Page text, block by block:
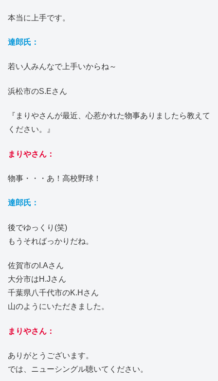
本当に上手です。
達郎氏：
若い人みんなで上手いからね～
浜松市のS.Eさん
『まりやさんが最近、心惹かれた物事ありましたら教えて
ください。』
まりやさん：
物事・・・あ！高校野球！
達郎氏：
後でゆっくり(笑)
もうそればっかりだね。
佐賀市のI.Aさん
大分市はH.Jさん
千葉県八千代市のK.Hさん
山のようにいただきました。
まりやさん：
ありがとうございます。
では、ニューシングル聴いてください。